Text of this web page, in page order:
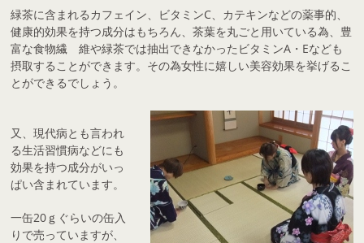
緑茶に含まれるカフェイン、ビタミンC、カテキンなどの薬事的、
健康的効果を持つ成分はもちろん、茶葉を丸ごと用いている為、豊
富な食物繊 維や緑茶では抽出できなかったビタミンA・Eなども
摂取することができます。その為女性に嬉しい美容効果を挙げるこ
とができるでしょう。
又、現代病とも言われ
る生活習慣病などにも
効果を持つ成分がいっ
ぱい含まれています。
一缶20ｇぐらいの缶入
りで売っていますが、